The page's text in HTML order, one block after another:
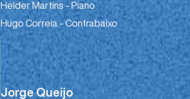
Helder Martins - Piano
Hugo Correia - Contrabaixo
Jorge Queijo